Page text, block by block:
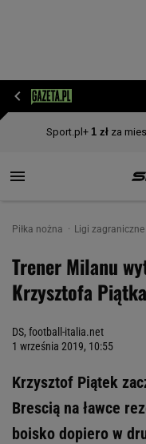
Piłka nożna Ligi zagraniczne
Trener Milanu
Krzysztofa
DS, football-italia.net
1 września 2019, 10:55
Krzysztof Piątek
Brescią na ławce
boisko dopiero w